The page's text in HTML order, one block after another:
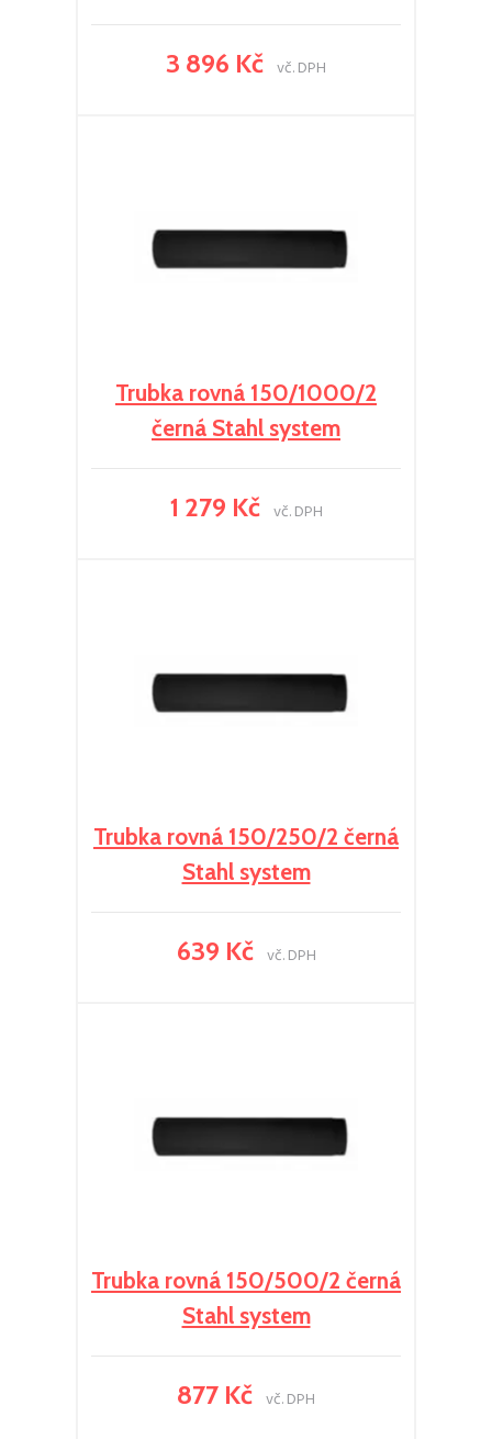
3 896 Kč vč. DPH
Trubka rovná 150/1000/2
černá Stahl system
1 279 Kč vč. DPH
Trubka rovná 150/250/2 černá
Stahl system
639 Kč vč. DPH
Trubka rovná 150/500/2 černá
Stahl system
877 Kč vč. DPH